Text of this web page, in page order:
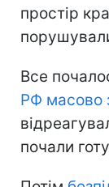
простір
Все
РФ масово
почали